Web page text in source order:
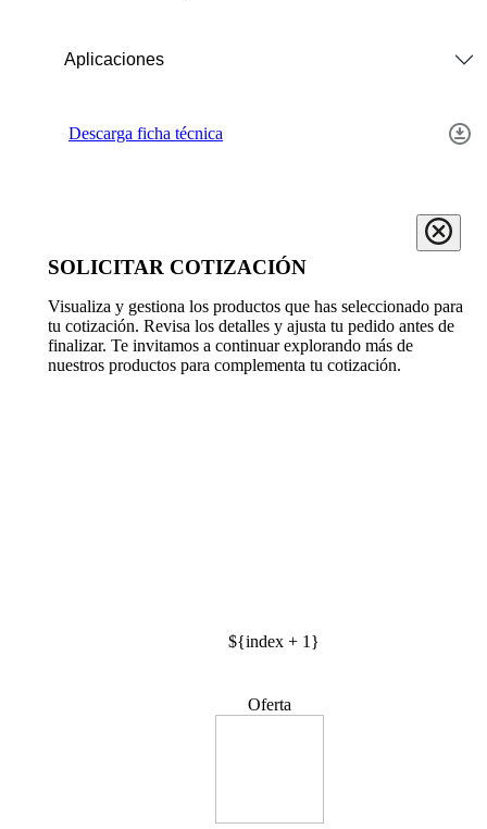
Aplicaciones
Descarga ficha técnica
SOLICITAR COTIZACIÓN
Visualiza y gestiona los productos que has seleccionado para
tu cotización. Revisa los detalles y ajusta tu pedido antes de
finalizar. Te invitamos a continuar explorando más de
nuestros productos para complementa tu cotización.
${index + 1}
Oferta